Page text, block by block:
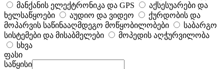
მანქანის ელექტრონიკა და GPS
აქსესუარები და
ხელსაწყოები
აუდიო და ვიდეო
ქურდობის და
მოპარვის საწინააღმდეგო მოწყობილობები
საბარგო
სისტემები და მისაბმელები
მოპედის აღჭურვილობა
სხვა
ფასი
საწყისი